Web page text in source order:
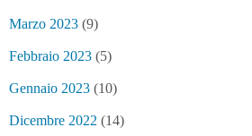
Marzo 2023 (9)
Febbraio 2023 (5)
Gennaio 2023 (10)
Dicembre 2022 (14)